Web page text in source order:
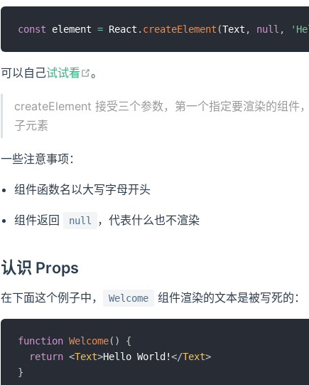
const element = React . createElement (Text , null ,
可以自己试试看 open in new window
。
createElement 接受三个参数，第一个指定要渲染的组件
子元素
一些注意事项：
组件函数名以大写字母开头
组件返回 null ，代表什么也不渲染
认识 Props
在下面这个例子中， Welcome 组件渲染的文本是被写死的：
function Welcome( )
{
return <Text>Hello World!</Text>
}